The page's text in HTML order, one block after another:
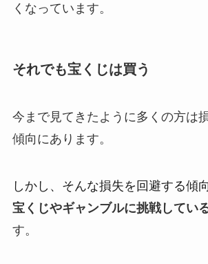
くなっています。
それでも宝くじは買う
今まで見てきたように多くの方は
傾向にあります。
しかし、そんな損失を回避する傾
宝くじやギャンブルに挑戦してい
す。